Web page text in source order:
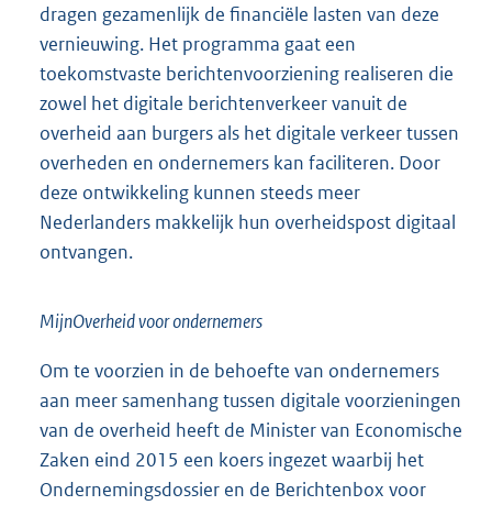
dragen gezamenlijk de financiële lasten van deze
vernieuwing. Het programma gaat een
toekomstvaste berichtenvoorziening realiseren die
zowel het digitale berichtenverkeer vanuit de
overheid aan burgers als het digitale verkeer tussen
overheden en ondernemers kan faciliteren. Door
deze ontwikkeling kunnen steeds meer
Nederlanders makkelijk hun overheidspost digitaal
ontvangen.
MijnOverheid voor ondernemers
Om te voorzien in de behoefte van ondernemers
aan meer samenhang tussen digitale voorzieningen
van de overheid heeft de Minister van Economische
Zaken eind 2015 een koers ingezet waarbij het
Ondernemingsdossier en de Berichtenbox voor